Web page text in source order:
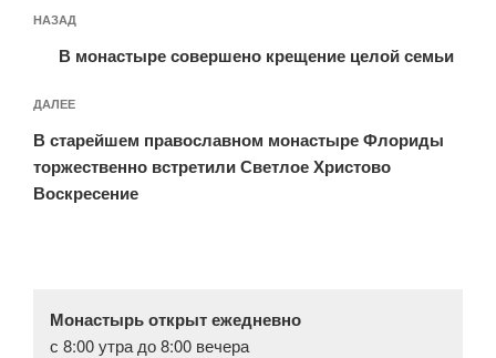
по
записям
Предыдущая
запись:
НАЗАД
В монастыре совершено крещение целой семьи
Следующая
запись
ДАЛЕЕ
В старейшем православном монастыре Флориды
торжественно встретили Светлое Христово
Воскресение
Монастырь открыт ежедневно
с 8:00 утра до 8:00 вечера